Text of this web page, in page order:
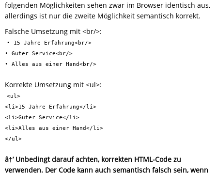
folgenden Möglichkeiten sehen zwar im Browser identisch aus,
allerdings ist nur die zweite Möglichkeit semantisch korrekt.
Falsche Umsetzung mit <br/>:
• 15 Jahre Erfahrung<br/>
• Guter Service<br/>
• Alles aus einer Hand<br/>
Korrekte Umsetzung mit <ul>:
<ul>
<li>15 Jahre Erfahrung</li>
<li>Guter Service</li>
<li>Alles aus einer Hand</li>
</ul>
â†’ Unbedingt darauf achten, korrekten HTML-Code zu
verwenden. Der Code kann auch semantisch falsch sein, wenn